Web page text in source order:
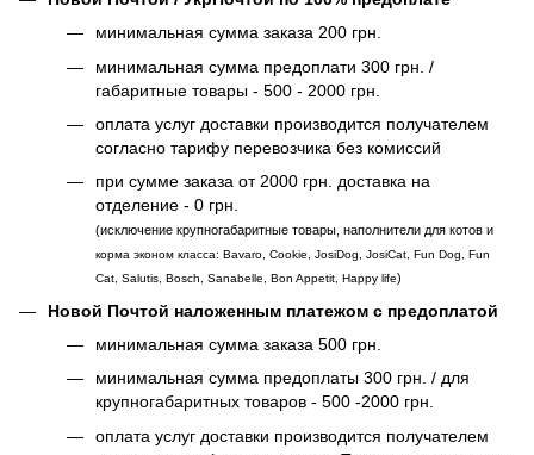
минимальная сумма заказа 200 грн.
минимальная сумма предоплати 300 грн. /
габаритные товары - 500 - 2000 грн.
оплата услуг доставки производится получателем
согласно тарифу перевозчика без комиссий
при сумме заказа от 2000 грн. доставка на
отделение - 0 грн.
(исключение крупногабаритные товары, наполнители для котов и
корма эконом класса: Bavaro, Cookie, JosiDog, JosiCat, Fun Dog, Fun
Cat, Salutis, Bosch, Sanabelle, Bon Appetit, Happy life)
Новой Почтой наложенным платежом с предоплатой
минимальная сумма заказа 500 грн.
минимальная сумма предоплаты 300 грн. / для
крупногабаритных товаров - 500 -2000 грн.
оплата услуг доставки производится получателем